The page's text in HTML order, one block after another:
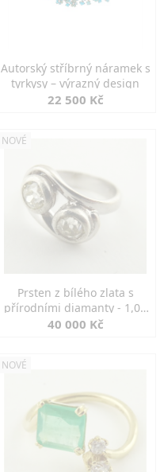
Autorský stříbrný náramek s
tyrkysy – výrazný design
22 500 Kč
NOVÉ
Prsten z bílého zlata s
přírodními diamanty - 1,00
ct
40 000 Kč
NOVÉ